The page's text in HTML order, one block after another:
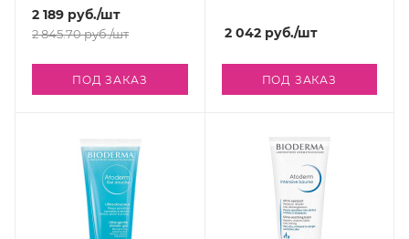
2 189 руб./шт
2 845.70руб./шт
ПОД ЗАКАЗ
2 042руб./шт
ПОД ЗАКАЗ